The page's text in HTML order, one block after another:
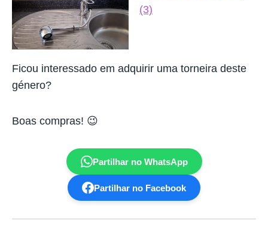
Ficou interessado em adquirir uma torneira deste
género?
Boas compras! 😉
Partilhar no WhatsApp
Partilhar no Facebook